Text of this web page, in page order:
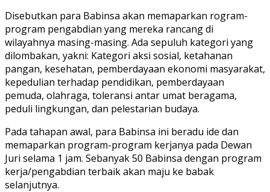
Disebutkan para Babinsa akan memaparkan rogram-
program pengabdian yang mereka rancang di
wilayahnya masing-masing. Ada sepuluh kategori yang
dilombakan, yakni: Kategori aksi sosial, ketahanan
pangan, kesehatan, pemberdayaan ekonomi masyarakat,
kepedulian terhadap pendidikan, pemberdayaan
pemuda, olahraga, toleransi antar umat beragama,
peduli lingkungan, dan pelestarian budaya.
Pada tahapan awal, para Babinsa ini beradu ide dan
memaparkan program-program kerjanya pada Dewan
Juri selama 1 jam. Sebanyak 50 Babinsa dengan program
kerja/pengabdian terbaik akan maju ke babak
selanjutnya.